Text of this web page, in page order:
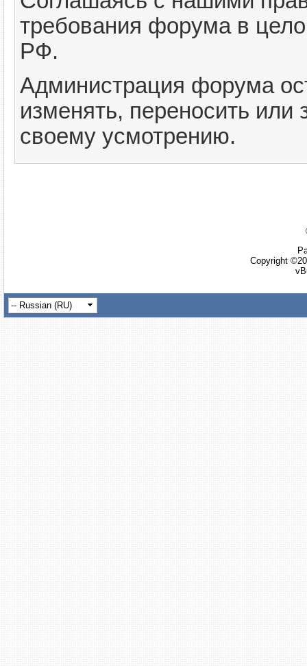
требования форума в
РФ.
Администрация форума
изменять, переносить
своему усмотрению.
Copyright